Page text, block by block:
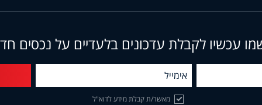
עכשיו לקבלת עדכונים בלעדיים על נכסים
מאשר/ת קבלת מידע לדוא"ל